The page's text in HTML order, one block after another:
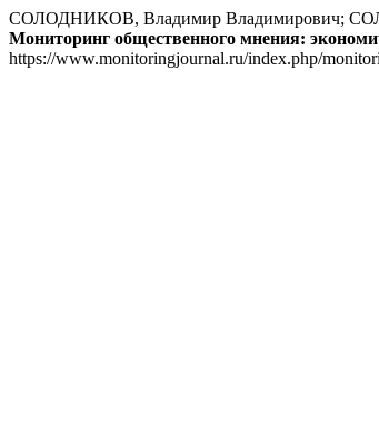
СОЛОДНИКОВ, Владимир Владимирович;
Мониторинг общественного мнения:
https://www.monitoringjournal.ru/index.php/